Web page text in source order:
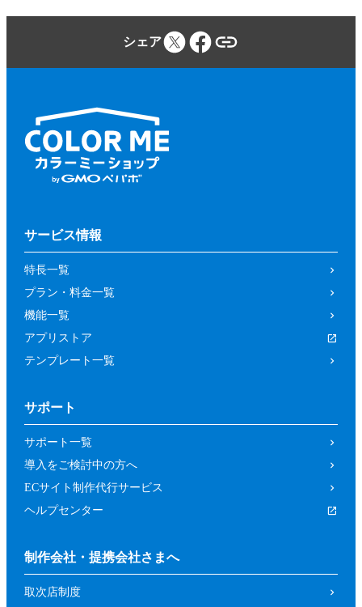
シェア
サービス情報
特長一覧
プラン・料金一覧
機能一覧
アプリストア
テンプレート一覧
サポート
サポート一覧
導入をご検討中の方へ
ECサイト制作代行サービス
ヘルプセンター
制作会社・提携会社さまへ
取次店制度